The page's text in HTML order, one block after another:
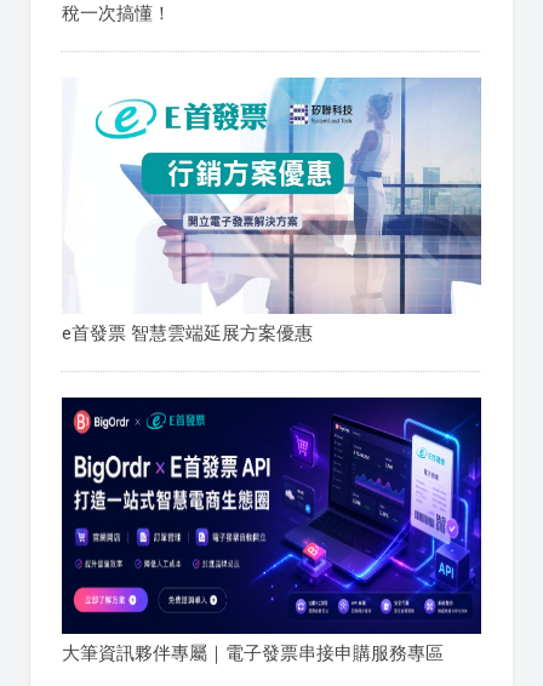
稅一次搞懂！
e首發票 智慧雲端延展方案優惠
大筆資訊夥伴專屬｜電子發票串接申購服務專區